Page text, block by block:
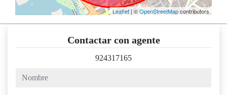
Leaflet| ©OpenStreetMapcontributors
Contactar con agente
924317165
nombre